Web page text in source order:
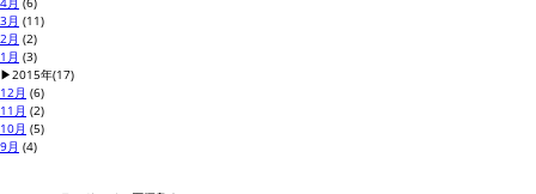
3月 (11)
2月 (2)
1月 (3)
▶2015年(17)
12月 (6)
11月 (2)
10月 (5)
9月 (4)